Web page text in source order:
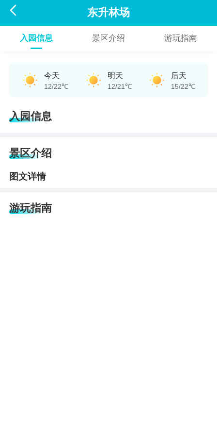
 东升林场
入园信息 景区介绍 游玩指南
今天
12/22℃
明天
12/21℃
后天
15/22℃
入园信息
景区介绍
图文详情
游玩指南